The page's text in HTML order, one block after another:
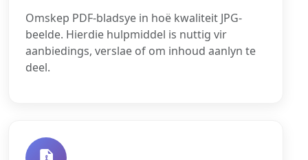
Omskep PDF-bladsye in hoë kwaliteit JPG-
beelde. Hierdie hulpmiddel is nuttig vir
aanbiedings, verslae of om inhoud aanlyn te
deel.